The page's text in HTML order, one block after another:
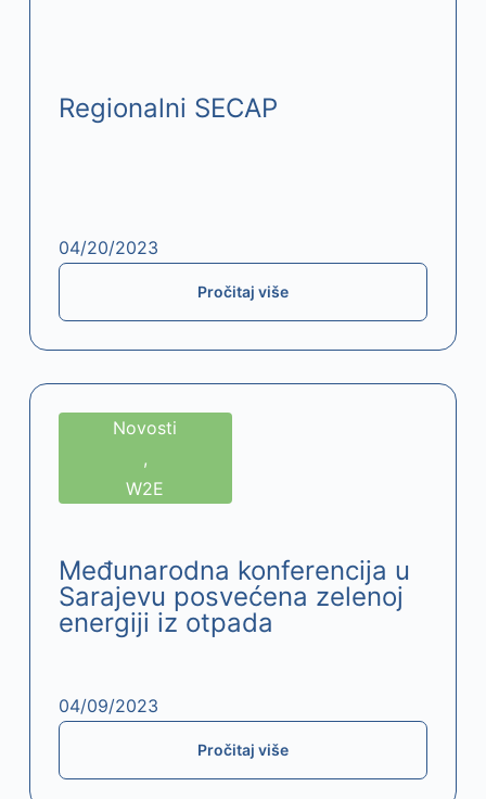
Regionalni SECAP
04/20/2023
Pročitaj više
Novosti
,
W2E
Međunarodna konferencija u
Sarajevu posvećena zelenoj
energiji iz otpada
04/09/2023
Pročitaj više